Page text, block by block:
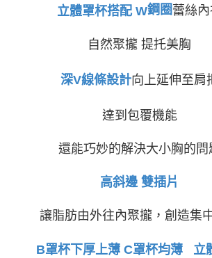
結果請求用戶進
形，恩沛科技股
動。
付款後門市自
免運費
立體罩杯搭配 W鋼圈蕾絲內
自然聚攏 提托美胸
深V線條設計向上延伸至肩
達到包覆機能
還能巧妙的解決大小胸的問
高斜邊 雙插片
讓脂肪由外往內聚攏， 創造集
B罩杯下厚上薄 C罩杯均薄立